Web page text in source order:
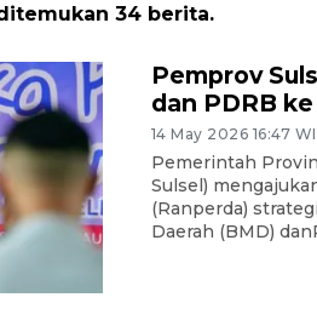
34 berita.
Pemprov
dan PDRB
14 May 2026 16:47
Pemerintah
Sulsel)
(Ranperda)
Daerah (BMD)